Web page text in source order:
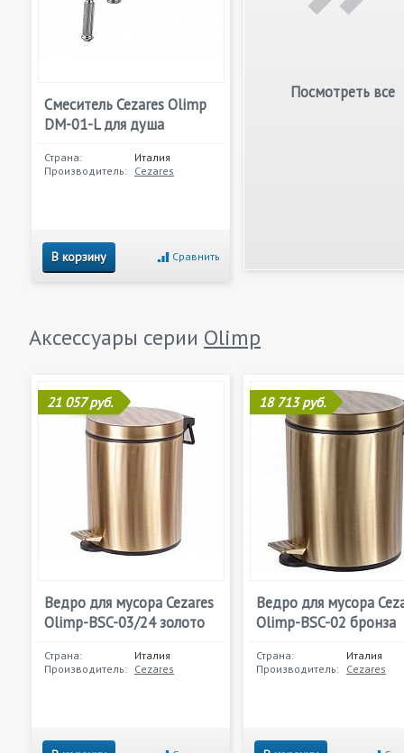
Смеситель Cezares Olimp
DM-01-L для душа
Страна:
Италия
Производитель: Cezares
В корзину Сравнить
Посмотреть все
Аксессуары серии Olimp
21 057 руб.
Ведро для мусора Cezares
Olimp-BSC-03/24 золото
Страна:
Италия
Производитель: Cezares
18 713 руб.
Ведро для мусора
Olimp-BSC-02 бронза
Страна:
Италия
Производитель: Cezares